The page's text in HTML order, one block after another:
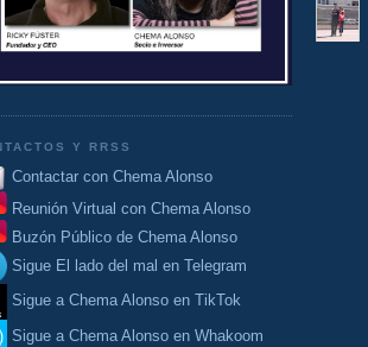
Y RRSS
Contactar con Chema Alonso
Reunión Virtual con Chema Alonso
Buzón Público de Chema Alonso
Sigue El lado del mal en Telegram
Sigue a Chema Alonso en TikTok
Sigue a Chema Alonso en Whakoom